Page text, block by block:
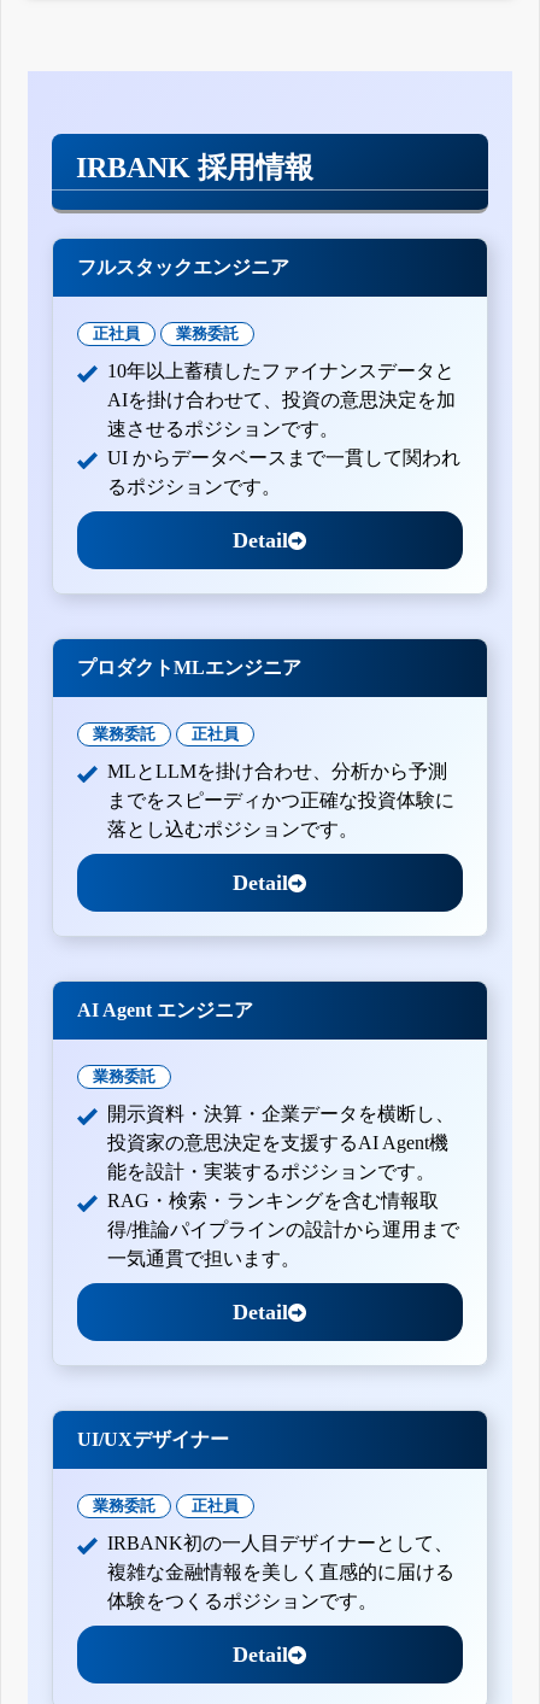
IRBANK 採用情報
フルスタックエンジニア
正社員 業務委託
10年以上蓄積したファイナンスデータと
AIを掛け合わせて、投資の意思決定を加
速させるポジションです。
UI からデータベースまで一貫して関われ
るポジションです。
Detail
プロダクトMLエンジニア
業務委託 正社員
MLとLLMを掛け合わせ、分析から予測
までをスピーディかつ正確な投資体験に
落とし込むポジションです。
Detail
AI Agent エンジニア
業務委託
開示資料・決算・企業データを横断し、
投資家の意思決定を支援するAI Agent機
能を設計・実装するポジションです。
RAG・検索・ランキングを含む情報取
得/推論パイプラインの設計から運用まで
一気通貫で担います。
Detail
UI/UXデザイナー
業務委託 正社員
IRBANK初の一人目デザイナーとして、
複雑な金融情報を美しく直感的に届ける
体験をつくるポジションです。
Detail